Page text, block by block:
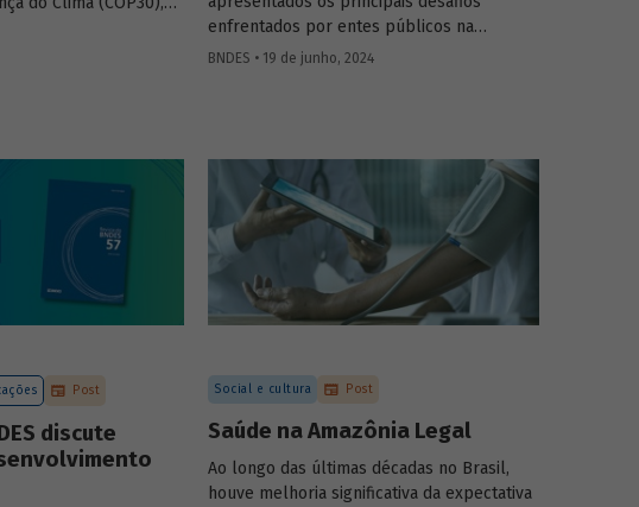
a edição 61 da
enfrentados por entes públicos na
estruturação de PPPs de educação, bem
BNDES • 19 de junho, 2024
Post
discute
Social e cultura Post
Saúde na Amazônia Legal
Ao longo das últimas décadas no Brasil,
houve melhoria significativa da expectativa